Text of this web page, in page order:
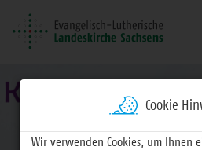
Cookie
Wir verwenden Cookies, um Ihnen